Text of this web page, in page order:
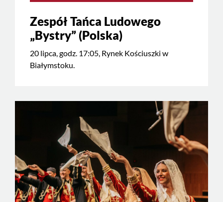
Zespół Tańca Ludowego
„Bystry” (Polska)
20 lipca, godz. 17:05, Rynek Kościuszki w
Białymstoku.